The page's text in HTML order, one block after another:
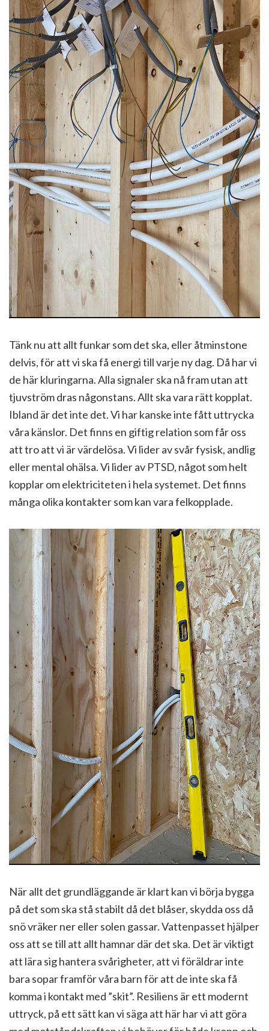
Tänk nu att allt funkar som det ska, eller åtminstone
delvis, för att vi ska få energi till varje ny dag. Då har vi
de här kluringarna. Alla signaler ska nå fram utan att
tjuvström dras någonstans. Allt ska vara rätt kopplat.
Ibland är det inte det. Vi har kanske inte fått uttrycka
våra känslor. Det finns en giftig relation som får oss
att tro att vi är värdelösa. Vi lider av svår fysisk, andlig
eller mental ohälsa. Vi lider av PTSD, något som helt
kopplar om elektriciteten i hela systemet. Det finns
många olika kontakter som kan vara felkopplade.
När allt det grundläggande är klart kan vi börja bygga
på det som ska stå stabilt då det blåser, skydda oss då
snö vräker ner eller solen gassar. Vattenpasset hjälper
oss att se till att allt hamnar där det ska. Det är viktigt
att lära sig hantera svårigheter, att vi föräldrar inte
bara sopar framför våra barn för att de inte ska få
komma i kontakt med ”skit”. Resiliens är ett modernt
uttryck, på ett sätt kan vi säga att här har vi att göra